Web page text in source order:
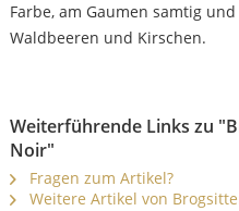
Farbe, am Gaumen samtig
Waldbeeren und Kirschen.
Weiterführende Links zu
Noir"
Fragen zum Artikel?
Weitere Artikel von